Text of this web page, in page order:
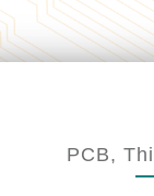
PCB,